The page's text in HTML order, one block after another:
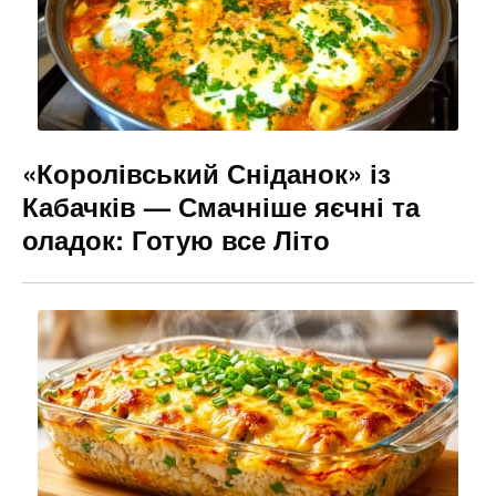
«Королівський Сніданок» із
Кабачків — Смачніше яєчні та
оладок: Готую все Літо